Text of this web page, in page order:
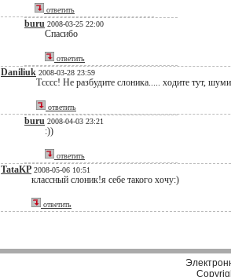
ответить
buru 2008-03-25 22:00
Спасибо
ответить
Daniliuk 2008-03-28 23:59
Тсссс! Не разбудите слоника..... ходите тут,
ответить
buru 2008-04-03 23:21
:))
ответить
TataKP 2008-05-06 10:51
классный слоник!я себе такого хочу:)
ответить